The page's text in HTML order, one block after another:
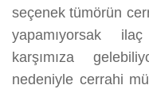
seçenek tümörün
yapamıyorsak
karşımıza
nedeniyle cerrahi